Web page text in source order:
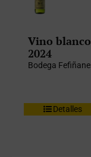
Vino
2024
Bodega
Detalles